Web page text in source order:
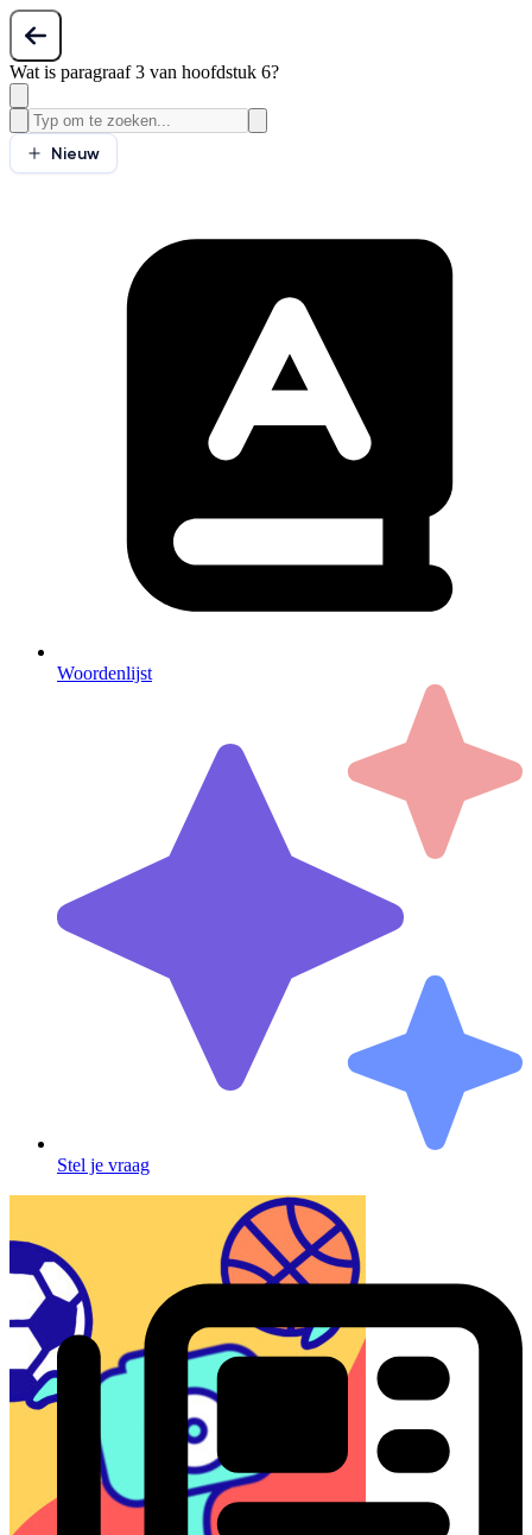
Wat is paragraaf 3 van hoofdstuk 6?
Nieuw
Woordenlijst
Stel je vraag